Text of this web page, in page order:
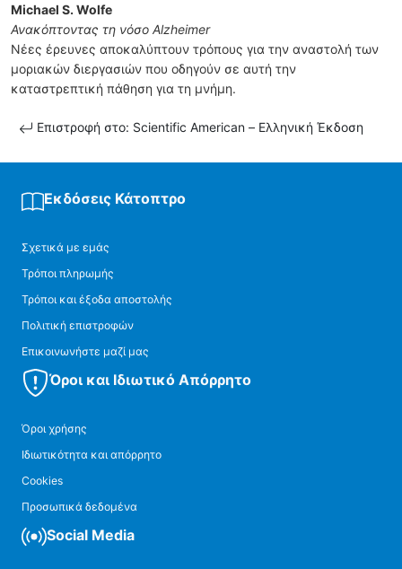
Michael S. Wolfe
Ανακόπτοντας τη νόσο Αlzheimer
Νέες έρευνες αποκαλύπτουν τρόπους για την αναστολή των
μοριακών διεργασιών που οδηγούν σε αυτή την
καταστρεπτική πάθηση για τη μνήμη.
Επιστροφή στο: Scientific American – Ελληνική Έκδοση
Εκδόσεις Κάτοπτρο
Σχετικά με εμάς
Τρόποι πληρωμής
Τρόποι και έξοδα αποστολής
Πολιτική επιστροφών
Επικοινωνήστε μαζί μας
Όροι και Ιδιωτικό Απόρρητο
Όροι χρήσης
Ιδιωτικότητα και απόρρητο
Cookies
Προσωπικά δεδομένα
Social Media